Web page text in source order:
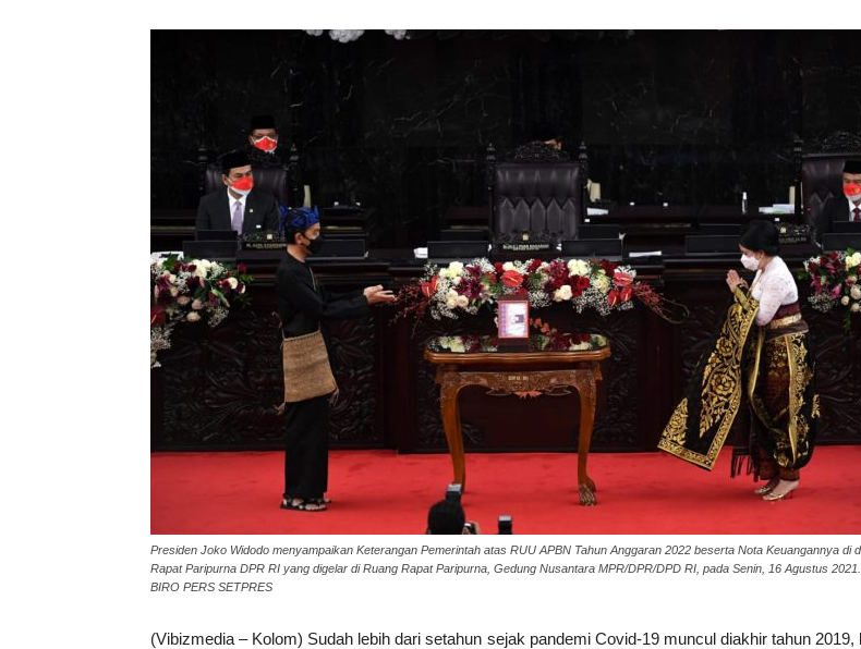
Presiden Joko Widodo menyampaikan Keterangan Pemerintah atas RUU APBN Tahun Anggaran 2022 beserta Nota Keuangannya di
Rapat Paripurna DPR RI yang digelar di Ruang Rapat Paripurna, Gedung Nusantara MPR/DPR/DPD RI, pada Senin, 16 Agustus
BIRO PERS SETPRES
(Vibizmedia – Kolom) Sudah lebih dari setahun sejak pandemi Covid-19 muncul diakhir tahun 2019,